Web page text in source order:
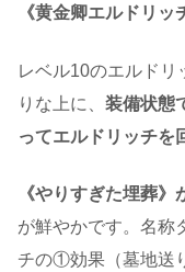
《黄金卿エルドリッ
レベル10のエルドリ
りな上に、 装備状態
ってエルドリッチを
《やりすぎた埋葬
が鮮やかです。名称
チの①効果（墓地送